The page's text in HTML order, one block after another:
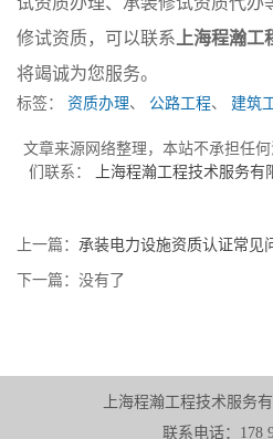
修试资质，可以联系 上海程瀚
将竭诚为您服务。
标签： 资质办理、 公路工程、 建筑
文章来源网络整理，本站不承担任
们联系：
上海程瀚工程技术服务有
上一篇： 承装电力设施资质认证常见
下一篇：没有了
上海程瀚工程技术服务
联系电话：178